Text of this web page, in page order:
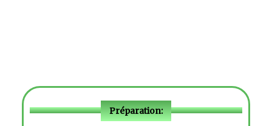
Préparation: